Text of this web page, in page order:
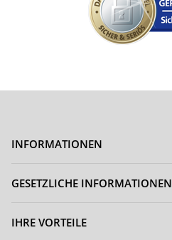
INFORMATIONEN
GESETZLICHE INFORMATIONEN
IHRE VORTEILE